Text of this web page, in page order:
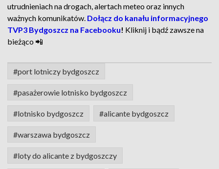
utrudnieniach na drogach, alertach meteo oraz innych
ważnych komunikatów. Dołącz do kanału informacyjnego
TVP3 Bydgoszcz na Facebooku! Kliknij i bądź zawsze na
bieżąco 📲
#port lotniczy bydgoszcz
#pasażerowie lotnisko bydgoszcz
#lotnisko bydgoszcz #alicante bydgoszcz
#warszawa bydgoszcz
#loty do alicante z bydgoszczy